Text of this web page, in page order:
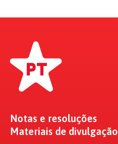
Notas e resoluções
Materiais de divulgação